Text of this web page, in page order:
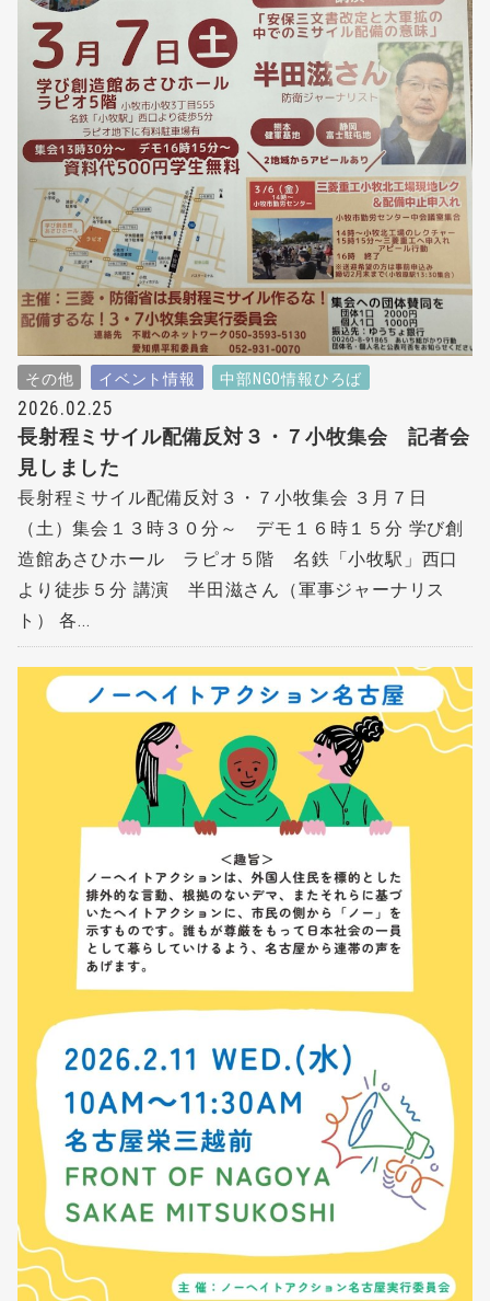
その他 イベント情報 中部NGO情報ひろば
2026.02.25
長射程ミサイル配備反対３・７小牧集会 記者会
見しました
長射程ミサイル配備反対３・７小牧集会 ３月７日
（土）集会１３時３０分～ デモ１６時１５分 学び創
造館あさひホール ラピオ５階 名鉄「小牧駅」西口
より徒歩５分 講演 半田滋さん（軍事ジャーナリス
ト） 各...